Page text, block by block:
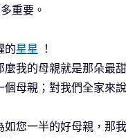
重要。
的星星
！
我的母親就是那朵最
母親；對我們全家來
您一半的好母親，那